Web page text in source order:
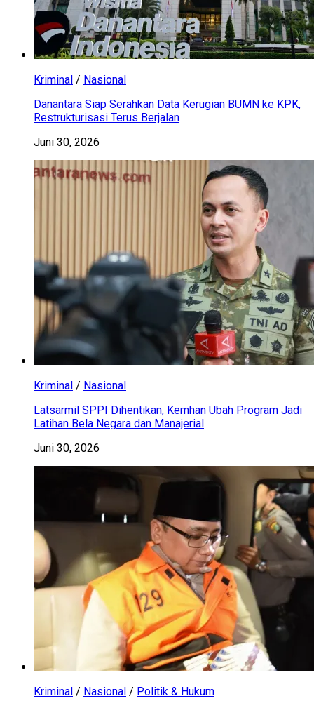
Kriminal / Nasional
Danantara Siap Serahkan Data Kerugian BUMN ke KPK,
Restrukturisasi Terus Berjalan
Juni 30, 2026
Kriminal / Nasional
Latsarmil SPPI Dihentikan, Kemhan Ubah Program Jadi
Latihan Bela Negara dan Manajerial
Juni 30, 2026
Kriminal / Nasional / Politik & Hukum